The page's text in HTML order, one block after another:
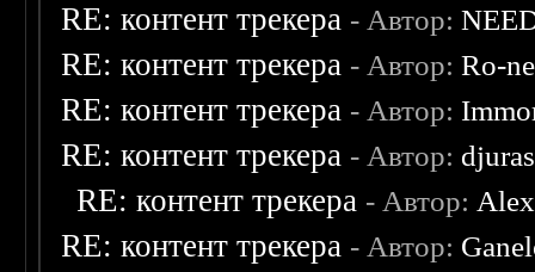
RE: контент трекера - Автор:
RE: контент трекера - Автор:Ro-
RE: контент трекера - Автор:
RE: контент трекера - Автор:
RE: контент трекера - Автор:
RE: контент трекера - Автор: